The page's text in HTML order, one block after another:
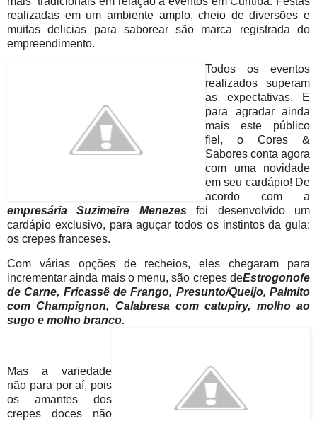
realizadas em um ambiente amplo, cheio de diversões e
muitas delicias para saborear são marca registrada do
empreendimento.
Todos os eventos
realizados superam
as expectativas. E
para agradar ainda
mais este público
fiel, o Cores &
Sabores conta agora
com uma novidade
em seu cardápio! De
acordo com a
empresária Suzimeire Menezesfoi desenvolvido um
cardápio exclusivo, para aguçar todos os instintos da gula:
os crepes franceses.
Com várias opções de recheios, eles chegaram para
incrementar ainda mais o menu, são crepes deEstrogonofe
de Carne, Fricassê de Frango, Presunto/Queijo, Palmito
com Champignon, Calabresa com catupiry, molho ao
sugo e molho branco.
Mas a variedade
não para por aí, pois
os amantes dos
crepes doces não